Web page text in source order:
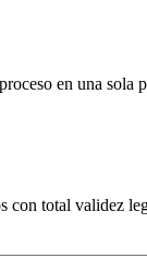
en una sola
total validez